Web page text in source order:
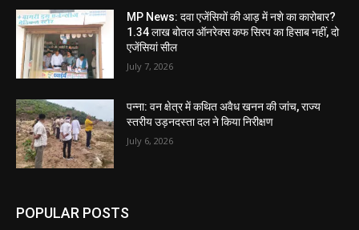
MP News: दवा एजेंसियों की आड़ में नशे का कारोबार?
1.34 लाख बोतल ऑनरेक्स कफ सिरप का हिसाब नहीं, दो
एजेंसियां सील
July 7, 2026
पन्ना: वन क्षेत्र में कथित अवैध खनन की जांच, राज्य
स्तरीय उड़नदस्ता दल ने किया निरीक्षण
July 6, 2026
POPULAR POSTS